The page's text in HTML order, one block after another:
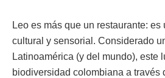
Leo es más que un restaurante:
cultural y sensorial. Considerado
Latinoamérica (y del mundo), este
biodiversidad colombiana a través